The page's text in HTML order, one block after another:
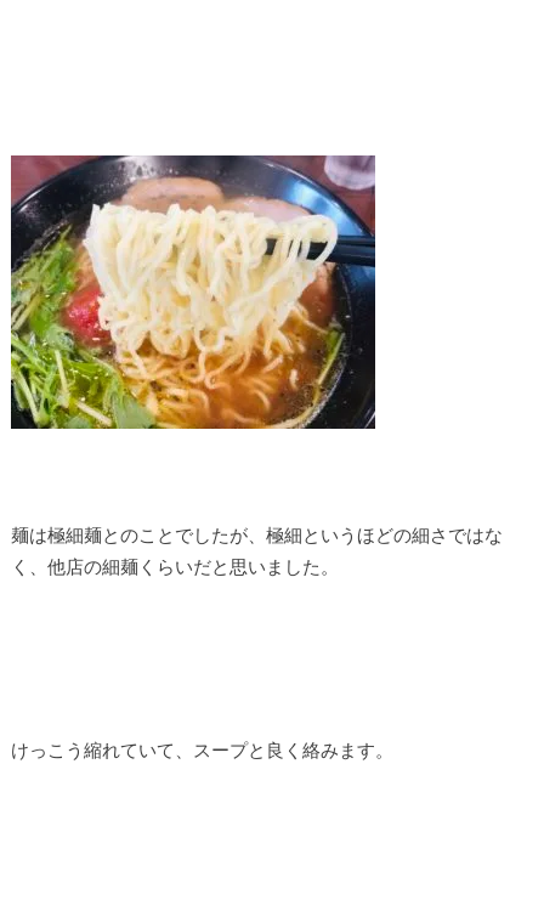
麺は極細麺とのことでしたが、極細というほどの細さではな
く、他店の細麺くらいだと思いました。
けっこう縮れていて、スープと良く絡みます。